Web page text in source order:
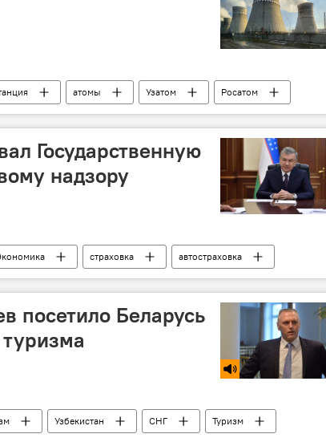
атомы Узатом
Росатом
Политика
Государственную
надзору
страховка
автостраховка
Президент
президент
посетило Беларусь
Узбекистан СНГ
Туризм